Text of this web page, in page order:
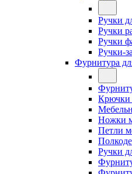
Ручки
Ручки
Ручки
Ручки-
Фурнитура
Крючки
Ножки
Петли
Ручки